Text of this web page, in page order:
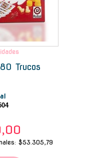
Trucos
$53.305,79